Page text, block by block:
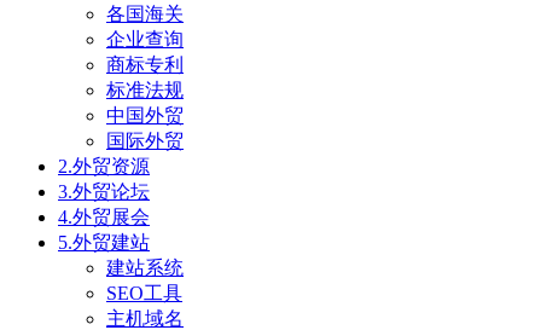
各国海关
企业查询
商标专利
标准法规
中国外贸
国际外贸
2.外贸资源
3.外贸论坛
4.外贸展会
5.外贸建站
建站系统
SEO工具
主机域名